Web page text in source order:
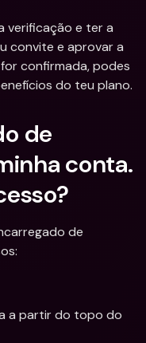
verificação e ter a
convite e aprovar a
confirmada, podes
do teu plano.
de
conta.
de
a partir do topo do